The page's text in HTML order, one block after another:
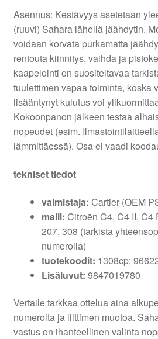
Asennus: Kestävyys asetetaan
(ruuvi) Sahara lähellä jäähdytin.
voidaan korvata purkamatta
rentouta kiinnitys, vaihda ja
kaapelointi on suositeltavaa
tuulettimen vapaa toiminta, koska
lisääntynyt kulutus voi
Kokoonpanon jälkeen testaa
nopeudet (esim.
lämmittäessä). Osa ei vaadi
tekniset tiedot
valmistaja: Cartier (OEM
malli: Citroën C4, C4 II, C4
207, 308 (tarkista
numerolla)
tuotekoodit: 1308cp;
Lisäluvut: 9847019780
Vertaile tarkkaa ottelua aina
numeroita ja liittimen muotoa.
vastus on ihanteellinen valinta